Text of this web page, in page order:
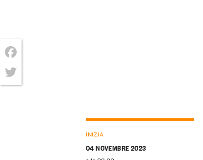
INIZIA
04 NOVEMBRE 2023
Facebook
Twitter